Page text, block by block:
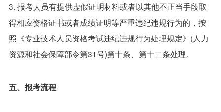
3. 报考人员有提供虚假证明材料或者以其他不正当手段取
得相应资格证书或者成绩证明等严重违纪违规行为的，按
照《专业技术人员资格考试违纪违规行为处理规定》(人力
资源和社会保障部令第31号)第十条、第十二条处理。
五、报考流程